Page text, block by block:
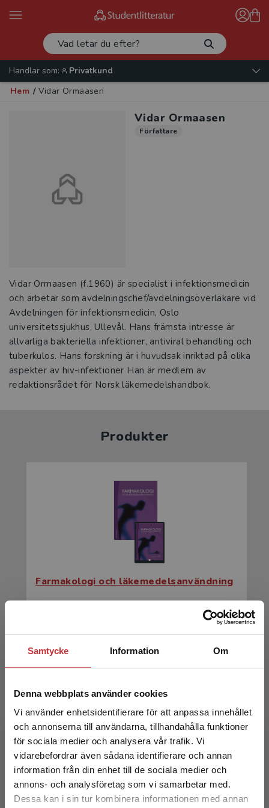
Samtycke Information Om
Denna webbplats använder cookies
Vi använder enhetsidentifierare för att anpassa innehållet
och annonserna till användarna, tillhandahålla funktioner
för sociala medier och analysera vår trafik. Vi
vidarebefordrar även sådana identifierare och annan
information från din enhet till de sociala medier och
annons- och analysföretag som vi samarbetar med.
Dessa kan i sin tur kombinera informationen med annan
Begränsad fraktregion
Handlar som:
Privatkund
Hem / Vidar Ormaasen
Vidar Ormaasen
Författare
Vidar Ormaasen (f.1960) är specialist i infektionsmedicin
och arbetar som avdelningschef/avdelningsöverläkare vid
Avdelningen för infektionsmedicin, Oslo
universitetssjukhus, Ullevål. Hans främsta intresse är
allvarliga bakteriella infektioner, antiviral behandling och
tuberkulos. Hans forskning är i huvudsak inriktad på olika
aspekter av hiv-infektioner Han är medlem av
redaktionsrådet för Norsk läkemedelshandbok.
Produkter
Farmakologi och läkemedelsanvändning
Farmakologi och läkemedelsanvändning
Nordeng, H - Spigset, O (red.)